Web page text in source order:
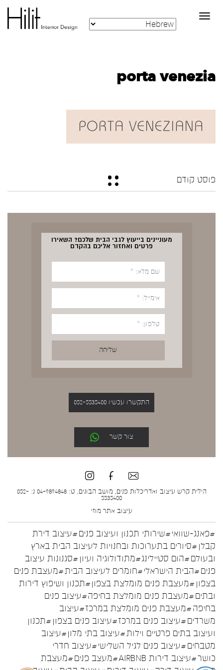
Toggle
navigation
porta venezia
פוסט קודם
מעוניינים בייעוץ לגבי הבית שלכם? השאירו
פרטים ואחזור אליכם בהקדם
התקשרו עכשיו 052-5535400
צור קשר
הילית קרש עיצוב ואדריכלות פנים, מושב הבונים, ט: 04-9894848 נ: 052-
5535400
עיצוב אתר מוזי
#פאנג-שוואי#שירותי תכנון ועיצוב פנים#עיצוב דירת
קבלן #סיורים בתערוכות ובחנויות לעיצוב הבית בארץ
ובעולם#הום סטיילינג#מתודולוגיה ועיון #סגנונות עיצוב
פנים#הבית הישראלי#חומרים לעיצוב הבית#מעצבת פנים
בצפון #מעצבת פנים מומלצת בצפון#תכנון ושיפוץ דירות
ובתים#מעצבת פנים מומלצת בחיפה#עיצוב פנים
בחיפה#מעצבת פנים מומלצת במרכז#עיצוב
משרדים#עיצוב פנים במרכז#עיצוב פנים בצפון #תכנון
ועיצוב בתים פרטיים וילות#עיצוב בתי מלון#עיצוב
מטבחים#עיצוב פנים לגיל השלישי#עיצוב חדרי
כושר#עיצוב דירות AIRBNB #מעצב פנים#מעצבת